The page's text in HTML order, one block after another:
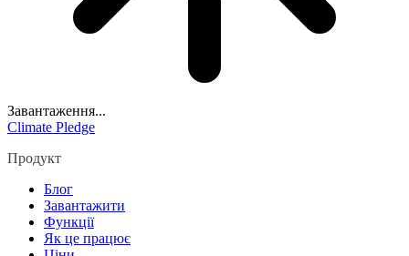
Завантаження...
Climate Pledge
Продукт
Блог
Завантажити
Функції
Як це працює